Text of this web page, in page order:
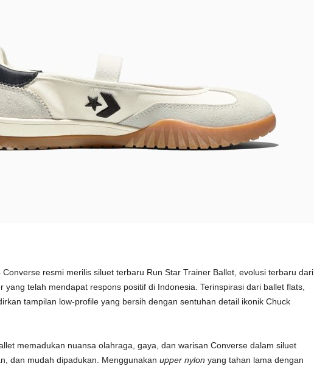
Converse resmi merilis siluet terbaru Run Star Trainer Ballet, evolusi terbaru dari
yang telah mendapat respons positif di Indonesia. Terinspirasi dari ballet flats,
tampilan low-profile yang bersih dengan sentuhan detail ikonik Chuck
memadukan nuansa olahraga, gaya, dan warisan Converse dalam siluet
dan mudah dipadukan. Menggunakan upper nylon yang tahan lama dengan